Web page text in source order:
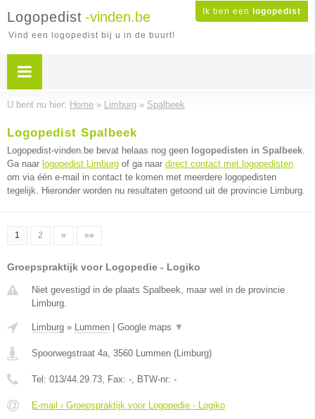
Ik ben een logopedist
Logopedist -vinden.be
Vind een logopedist bij u in de buurt!
U bent nu hier: Home » Limburg » Spalbeek
Logopedist Spalbeek
Logopedist-vinden.be bevat helaas nog geen logopedisten in Spalbeek.
Ga naar logopedist Limburg of ga naar direct contact met logopedisten
om via één e-mail in contact te komen met meerdere logopedisten
tegelijk. Hieronder worden nu resultaten getoond uit de provincie Limburg.
1 2 » »»
Groepspraktijk voor Logopedie - Logiko
Niet gevestigd in de plaats Spalbeek, maar wel in de provincie
Limburg.
Limburg » Lummen Google maps ▼
Spoorwegstraat 4a, 3560 Lummen (Limburg)
Tel: 013/44.29.73, Fax: -, BTW-nr: -
E-mail › Groepspraktijk voor Logopedie - Logiko